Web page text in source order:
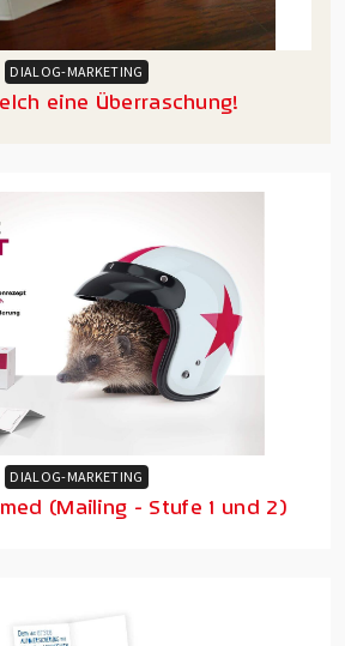
DIALOG-MARKETING
eine Überraschung!
DIALOG-MARKETING
(Mailing - Stufe 1 und 2)